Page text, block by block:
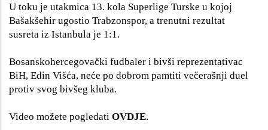
U toku je utakmica 13. kola Superlige Turske u kojoj
Bašakšehir ugostio Trabzonspor, a trenutni rezultat
susreta iz Istanbula je 1:1.
Bosanskohercegovački fudbaler i bivši reprezentativac
BiH, Edin Višća, neće po dobrom pamtiti večerašnji duel
protiv svog bivšeg kluba.
Video možete pogledati OVDJE.